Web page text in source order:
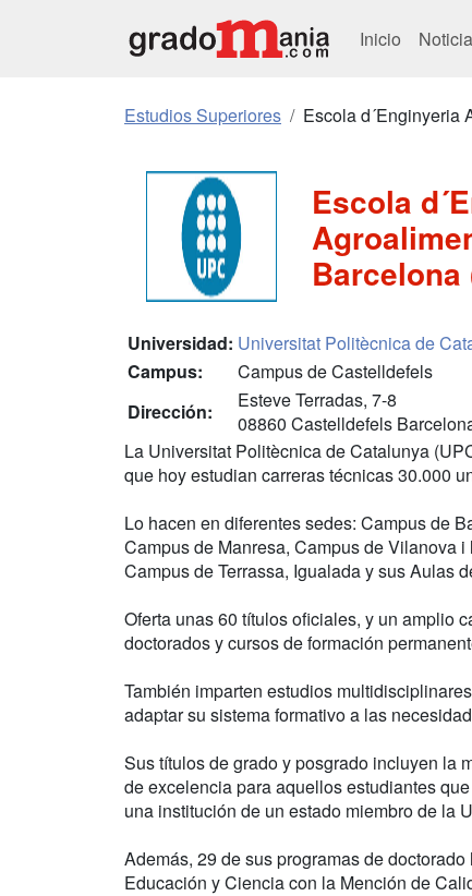
Inicio
Estudios Superiores Escola d´Enginyeria
Escola
Barcelona
Universidad: Universitat Politècnica de
Campus:
Campus de Castelldefels
Dirección:
Esteve Terradas, 7-8
08860 Castelldefels
La Universitat Politècnica de Catalunya
que hoy estudian carreras técnicas 30.000
Lo hacen en diferentes sedes: Campus de
Campus de Manresa, Campus de Vilanova
Campus de Terrassa, Igualada y sus Aulas
Oferta unas 60 títulos oficiales, y un amplio
doctorados y cursos de formación
También imparten estudios
adaptar su sistema formativo a las
Sus títulos de grado y posgrado incluyen la
de excelencia para aquellos estudiantes
una institución de un estado miembro de la
Además, 29 de sus programas de
Educación y Ciencia con la Mención de